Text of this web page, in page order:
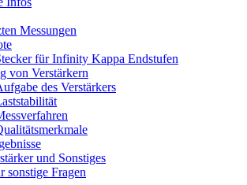
Messungen
für Infinity Kappa Endstufen
von Verstärkern
des Verstärkers
und Sonstiges
sonstige Fragen